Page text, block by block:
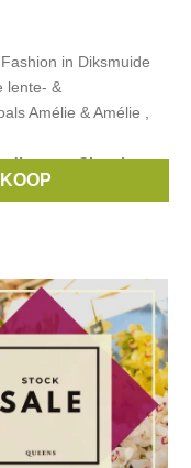
in Diksmuide
lente- &
Amélie & Amélie ,
,C’est beau